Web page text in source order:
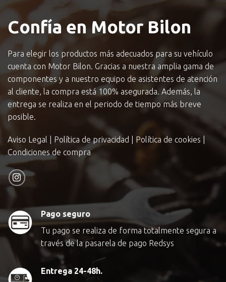
Confía en Motor Bilon
Para elegir los productos más adecuados para su vehículo
cuenta con Motor Bilon. Gracias a nuestra amplia gama de
componentes y a nuestro equipo de asistentes de atención
al cliente, la compra está 100% asegurada. Además, la
entrega se realiza en el periodo de tiempo más breve
posible.
Aviso Legal Política de privacidad Política de cookies
Condiciones de compra
Pago seguro
Tu pago se realiza de forma totalmente segura a
través de la pasarela de pago Redsys
Entrega 24-48h.